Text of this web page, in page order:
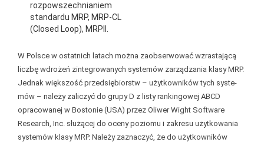
rozpowszechnianiem
standardu MRP, MRP-CL
(Closed Loop), MRPII.
W Polsce w ostatnich latach można zaobserwo­wać wzrastającą
liczbę wdrożeń zintegrowanych systemów zarządzania klasy MRP.
Jednak więk­szość przedsiębiorstw – użytkowników tych syste­
mów – należy zaliczyć do grupy D z listy rankingo­wej ABCD
opracowanej w Bostonie (USA) przez Oliwer Wight Software
Research, Inc. służącej do oceny poziomu i zakresu użytkowania
systemów klasy MRP. Należy zaznaczyć, że do użytkowni­ków